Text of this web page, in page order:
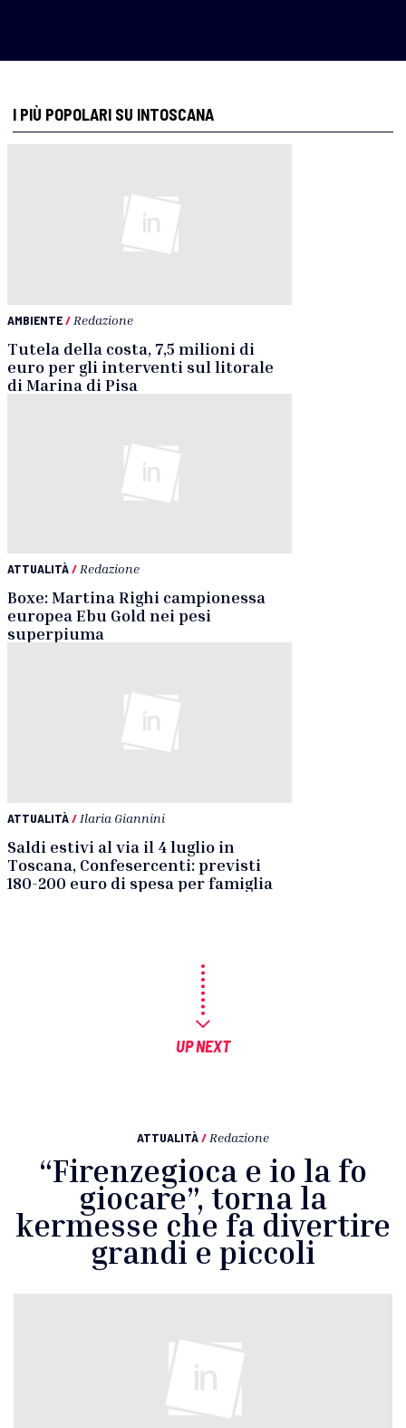
I PIÙ POPOLARI SU INTOSCANA
AMBIENTE/ Redazione
Tutela della costa, 7,5 milioni di
euro per gli interventi sul litorale
di Marina di Pisa
ATTUALITÀ/ Redazione
Boxe: Martina Righi campionessa
europea Ebu Gold nei pesi
superpiuma
ATTUALITÀ/ Ilaria Giannini
Saldi estivi al via il 4 luglio in
Toscana, Confesercenti: previsti
180-200 euro di spesa per famiglia
UP NEXT
ATTUALITÀ/ Redazione
“Firenzegioca e io la fo
giocare”, torna la
kermesse che fa divertire
grandi e piccoli